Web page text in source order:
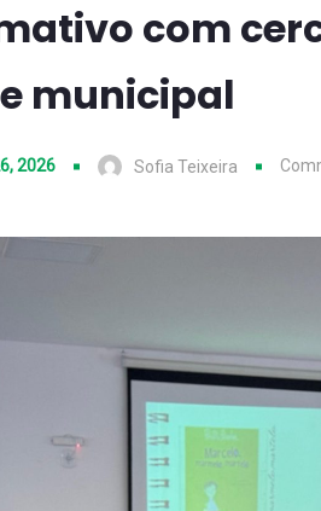
com
municipal
2026 Sofia Teixeira